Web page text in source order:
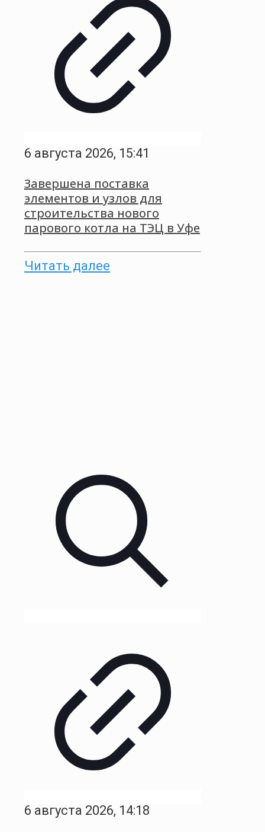
6 августа 2026, 15:41
Завершена поставка
элементов и узлов для
строительства нового
парового котла на ТЭЦ в Уфе
Читать далее
6 августа 2026, 14:18